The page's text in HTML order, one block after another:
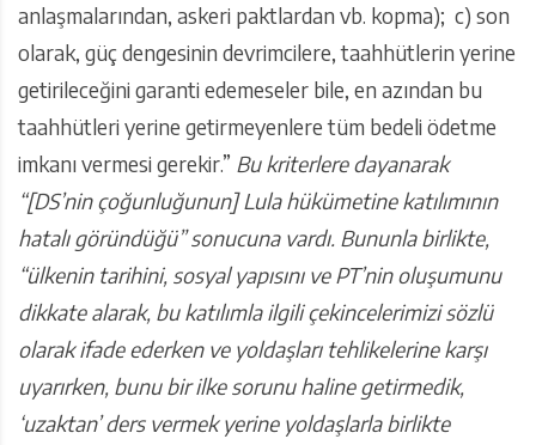
anlaşmalarından, askeri paktlardan vb. kopma); c) son
olarak, güç dengesinin devrimcilere, taahhütlerin yerine
getirileceğini garanti edemeseler bile, en azından bu
taahhütleri yerine getirmeyenlere tüm bedeli ödetme
imkanı vermesi gerekir.” Bu kriterlere dayanarak
“[DS’nin çoğunluğunun] Lula hükümetine katılımının
hatalı göründüğü” sonucuna vardı. Bununla birlikte,
“ülkenin tarihini, sosyal yapısını ve PT’nin oluşumunu
dikkate alarak, bu katılımla ilgili çekincelerimizi sözlü
olarak ifade ederken ve yoldaşları tehlikelerine karşı
uyarırken, bunu bir ilke sorunu haline getirmedik,
‘uzaktan’ ders vermek yerine yoldaşlarla birlikte